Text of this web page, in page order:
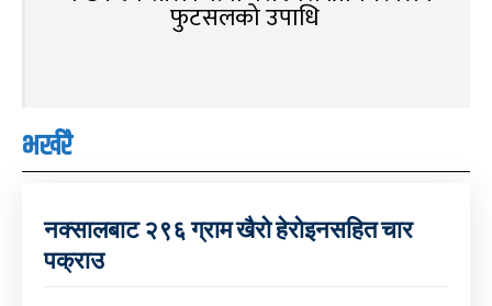
फुटसलको उपाधि
भर्खरै
नक्सालबाट २९६ ग्राम खैरो हेरोइनसहित चार
पक्राउ